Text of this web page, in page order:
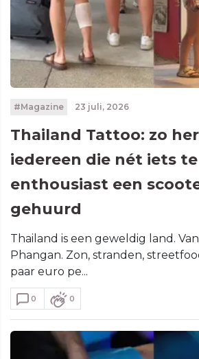
#Magazine 23 juli, 2026
Thailand Tattoo: zo
iedereen die nét iets te
enthousiast een
gehuurd
Thailand is een geweldig land.
Phangan. Zon, stranden,
paar euro pe...
0 0